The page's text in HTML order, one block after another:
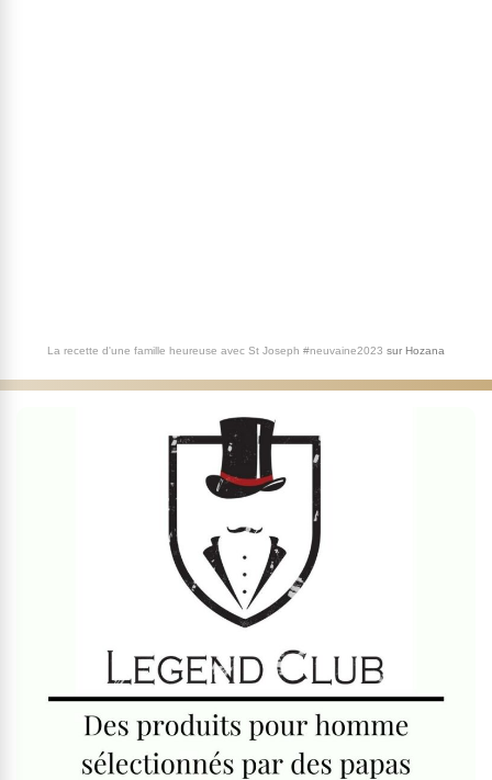
La recette d'une famille heureuse avec St Joseph #neuvaine2023 sur Hozana